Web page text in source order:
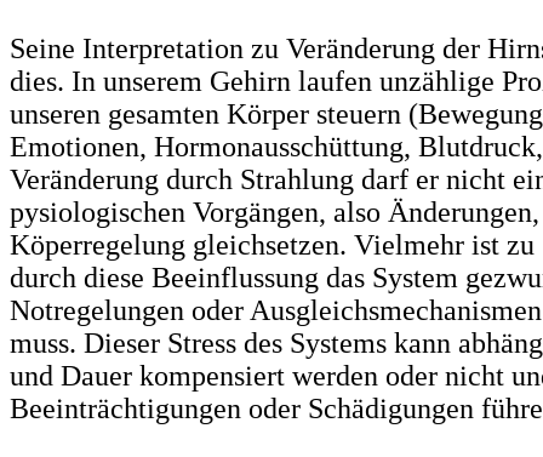
Seine Interpretation zu Veränderung der
dies. In unserem Gehirn laufen unzählige
unseren gesamten Körper steuern
Emotionen, Hormonausschüttung,
Veränderung durch Strahlung darf er nicht
pysiologischen Vorgängen, also
Köperregelung gleichsetzen. Vielmehr ist zu
durch diese Beeinflussung das System
Notregelungen oder
muss. Dieser Stress des Systems kann
und Dauer kompensiert werden oder nicht
Beeinträchtigungen oder Schädigungen